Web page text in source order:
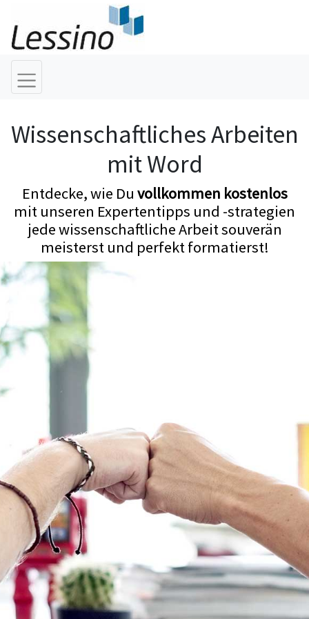
Wissenschaftliches Arbeiten
mit Word
Entdecke, wie Du vollkommen kostenlos
mit unseren Expertentipps und -strategien
jede wissenschaftliche Arbeit souverän
meisterst und perfekt formatierst!